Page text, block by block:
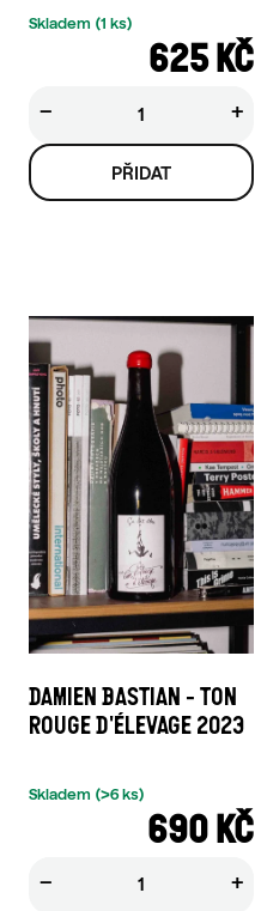
625 KČ
Skladem (1 ks)
+
−
DAMIEN BASTIAN - TON
ROUGE D'ÉLEVAGE 2023
690 KČ
Skladem (>6 ks)
+
−